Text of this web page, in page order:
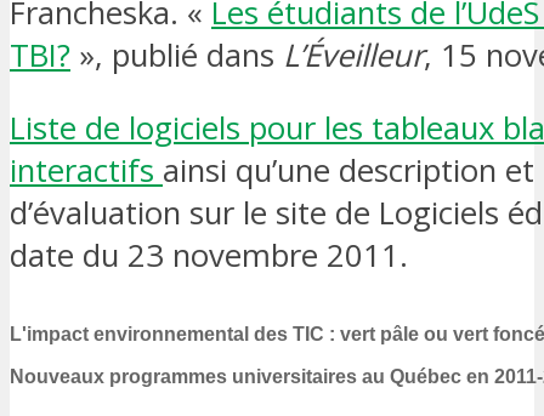
Francheska. « Les étudiants de
TBI? », publié dans L’Éveilleur, 15
Liste de logiciels pour les tableaux
interactifs ainsi qu’une description
d’évaluation sur le site de Logiciels
date du 23 novembre 2011.
L'impact environnemental des TIC : vert pâle ou vert
Nouveaux programmes universitaires au Québec en